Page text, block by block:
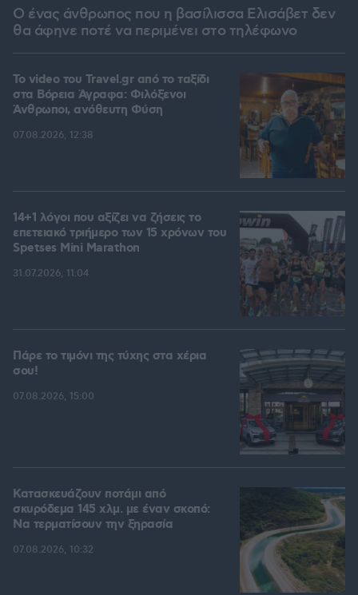
Ο ένας άνθρωπος που η βασίλισσα Ελισάβετ δεν
θα άφηνε ποτέ να περιμένει στο τηλέφωνο
To video του Travel.gr από το ταξίδι
στα Βόρεια Άγραφα: Φιλόξενοι
Άνθρωποι, ανόθευτη Φύση
07.08.2026, 12:38
14+1 λόγοι που αξίζει να ζήσεις το
επετειακό τριήμερο των 15 χρόνων του
Spetses Mini Marathon
31.07.2026, 11:04
Πάρε το τιμόνι της τύχης στα χέρια
σου!
07.08.2026, 15:00
Κατασκευάζουν ποτάμι από
σκυρόδεμα 145 χλμ. με έναν σκοπό:
Να τερματίσουν την ξηρασία
07.08.2026, 10:32